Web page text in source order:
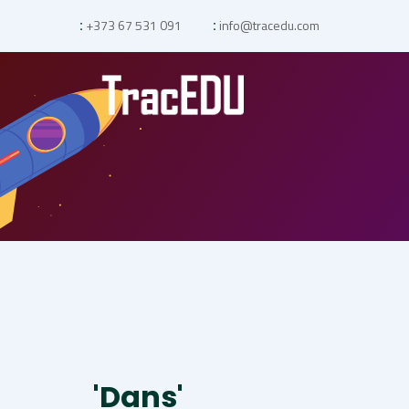
: +373 67 531 091 : info@tracedu.com
'Dans'